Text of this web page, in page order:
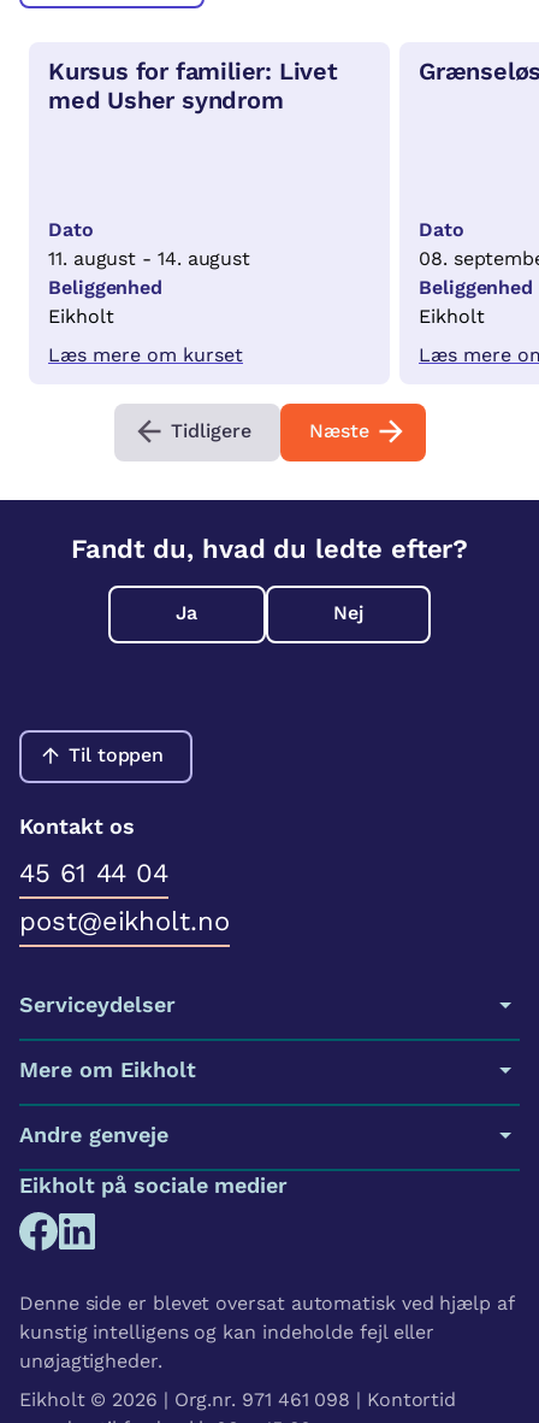
Kursus for familier: Livet
med Usher syndrom
Dato
11. august - 14. august
Beliggenhed
Eikholt
Læs mere om kurset
Dato
08.
Beliggenhed
Eikholt
Læs mere
Tidligere Næste
Fandt du, hvad du ledte efter?
Ja Nej
Til toppen
Kontakt os
45 61 44 04
post@eikholt.no
Serviceydelser
Mere om Eikholt
Andre genveje
Eikholt på sociale medier
Denne side er blevet oversat automatisk ved hjælp af
kunstig intelligens og kan indeholde fejl eller
unøjagtigheder.
Eikholt © 2026 | Org.nr. 971 461 098 | Kontortid